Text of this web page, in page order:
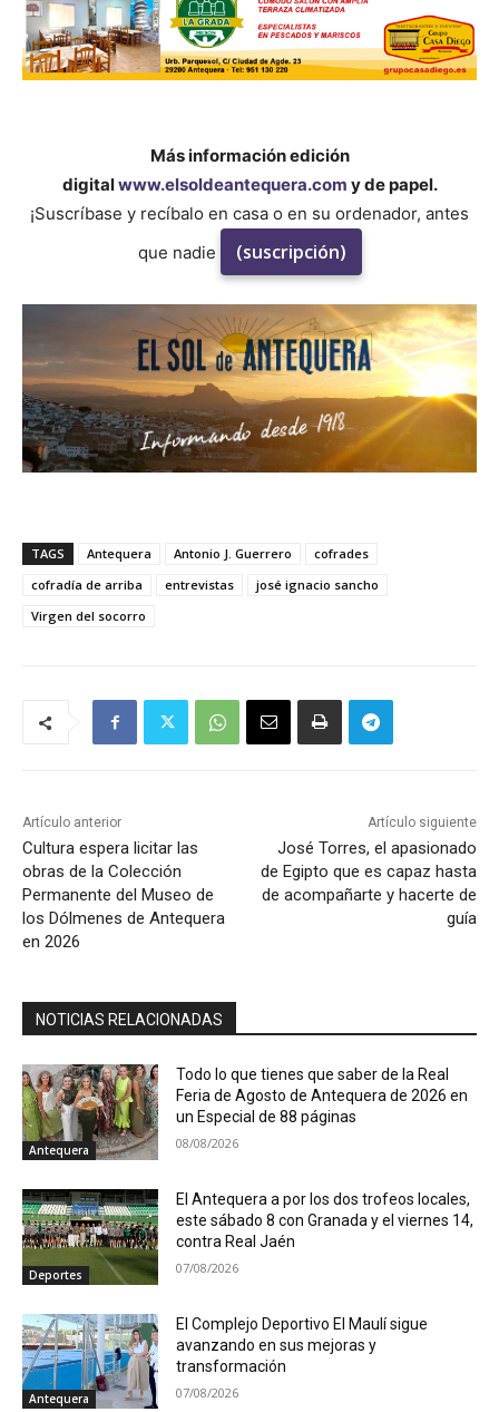
Más información edición
digitalwww.elsoldeantequera.com y de papel.
¡Suscríbase y recíbalo en casa o en su ordenador, antes
que nadie
(suscripción)
TAGS Antequera Antonio J. Guerrero
cofrades
cofradía de arriba
entrevistas
josé ignacio sancho
Virgen del socorro
Artículo anterior
Cultura espera licitar las
obras de la Colección
Permanente del Museo de
los Dólmenes de Antequera
en 2026
Artículo siguiente
José Torres, el apasionado
de Egipto que es capaz hasta
de acompañarte y hacerte de
guía
NOTICIAS RELACIONADAS
Antequera
Todo lo que tienes que saber de la Real
Feria de Agosto de Antequera de 2026 en
un Especial de 88 páginas
08/08/2026
Deportes
El Antequera a por los dos trofeos locales,
este sábado 8 con Granada y el viernes 14,
contra Real Jaén
07/08/2026
Antequera
El Complejo Deportivo El Maulí sigue
avanzando en sus mejoras y
transformación
07/08/2026